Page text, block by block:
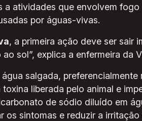
a atividades que envolvem
por águas-vivas.
, a primeira ação deve ser sair
sol”, explica a enfermeira da
salgada, preferencialmente
liberada pelo animal e
de sódio diluído em
os sintomas e reduzir a